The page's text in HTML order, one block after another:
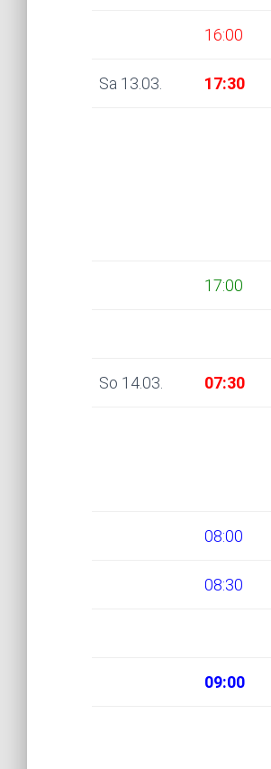
16:00
Sa 13.03. 17:30
17:00
So 14.03. 07:30
08:00
08:30
09:00